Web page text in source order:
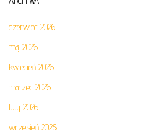
czerwiec 2026
maj 2026
kwiecień 2026
marzec 2026
luty 2026
wrzesień 2025